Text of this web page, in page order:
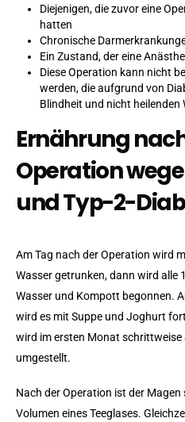
Diejenigen, die zuvor eine
hatten
Chronische
Ein Zustand, der eine
Diese Operation kann nicht
werden, die aufgrund von
Blindheit und nicht heilenden
Ernährung
Operation
und Typ-2-
Am Tag nach der Operation wird
Wasser getrunken, dann wird alle
Wasser und Kompott begonnen.
wird es mit Suppe und Joghurt
wird im ersten Monat
umgestellt.
Nach der Operation ist der
Volumen eines Teeglases.